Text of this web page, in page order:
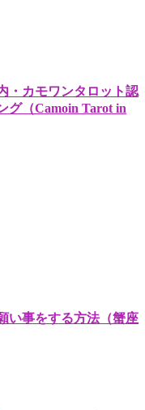
・カモワンタロット認
グ（Camoin Tarot in
い事をする方法（蟹座